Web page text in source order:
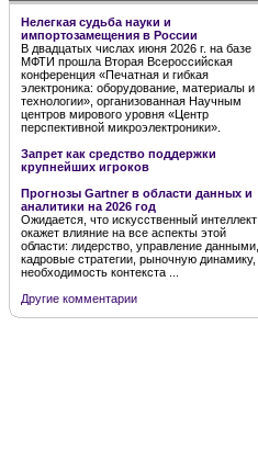
Нелегкая судьба науки и
импортозамещения в России
В двадцатых числах июня 2026 г. на базе
МФТИ прошла Вторая Всероссийская
конференция «Печатная и гибкая
электроника: оборудование, материалы и
технологии», организованная Научным
центров мирового уровня «Центр
перспективной микроэлектроники».
Запрет как средство поддержки
крупнейших игроков
Прогнозы Gartner в области данных и
аналитики на 2026 год
Ожидается, что искусственный интеллект
окажет влияние на все аспекты этой
области: лидерство, управление данными,
кадровые стратегии, рыночную динамику,
необходимость контекста ...
Другие комментарии